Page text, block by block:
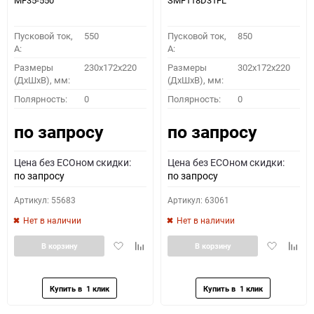
Пусковой ток,
A:
550
Размеры
(ДхШхВ), мм:
230x172x220
Полярность: 0
по запросу
Цена без ECOном скидки:
по запросу
Артикул: 55683
Нет в наличии
ДобавитьДобавить
В корзину
Пусковой ток,
A:
850
Размеры
(ДхШхВ), мм:
302x172x220
Полярность: 0
по запросу
Цена без ECOном скидки:
по запросу
Артикул: 63061
Нет в наличии
Добавить
В корзину